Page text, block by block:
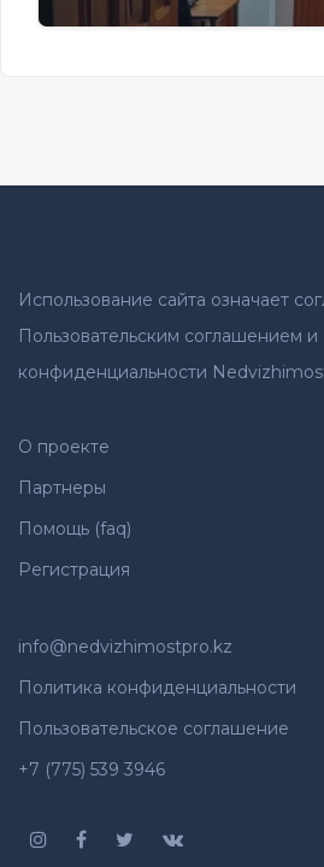
Использование сайта означает
Пользовательским соглашением
конфиденциальности
О проекте
Партнеры
Помощь (faq)
Регистрация
info@nedvizhimostpro.kz
Политика конфиденциальности
Пользовательское соглашение
+7 (775) 539 3946